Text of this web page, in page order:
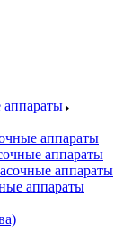
аппараты
аппараты
аппараты
аппараты
аппараты